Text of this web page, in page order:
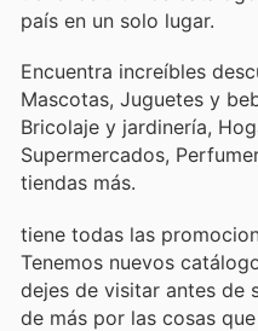
país en un solo lugar.
Encuentra increíbles
Mascotas, Juguetes y
Bricolaje y jardinería,
Supermercados,
tiendas más.
tiene todas las
Tenemos nuevos
dejes de visitar antes de
de más por las cosas